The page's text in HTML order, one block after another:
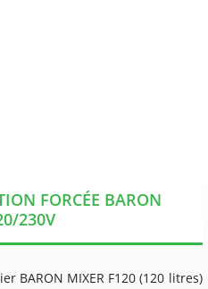
FORCÉE BARON
230V
BARON MIXER F120 (120 litres)